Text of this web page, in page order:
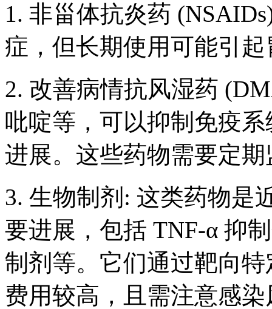
1. 非甾体抗炎药
症，但长期使用可能引
2. 改善病情抗风湿药
吡啶等，可以抑制免疫
进展。这些药物需要定
3. 生物制剂: 这类药物是
要进展，包括 TNF-α 抑
制剂等。它们通过靶向
费用较高，且需注意感染